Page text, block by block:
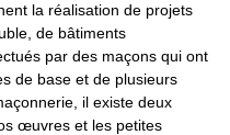
la réalisation de projets
de bâtiments
par des maçons qui ont
de base et de plusieurs
il existe deux
œuvres et les petites